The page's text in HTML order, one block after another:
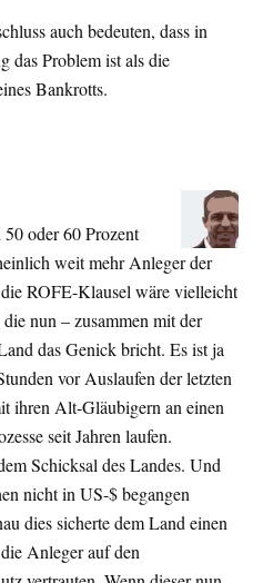
auch bedeuten, dass in
das Problem ist als die
Bankrotts.
oder 60 Prozent
weit mehr Anleger der
ROFE-Klausel wäre vielleicht
nun – zusammen mit der
das Genick bricht. Es ist ja
vor Auslaufen der letzten
ihren Alt-Gläubigern an einen
seit Jahren laufen.
Schicksal des Landes. Und
nicht in US-$ begangen
dies sicherte dem Land einen
Anleger auf den